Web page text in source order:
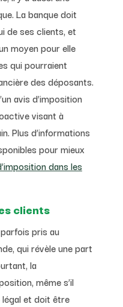
La banque doit
de ses clients, et
moyen pour elle
qui pourraient
des déposants.
avis d’imposition
visant à
Plus d’informations
pour mieux
dans les
clients
pris au
qui révèle une part
la
même s’il
légal et doit être